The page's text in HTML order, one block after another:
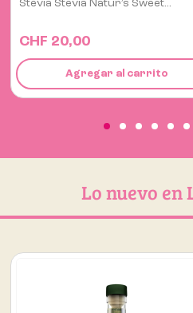
Té Filtrante De Hierba...
CHF 4,20
Agregar al carrito
Lo nuevo en